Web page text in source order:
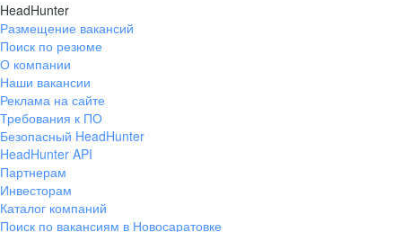
HeadHunter
Размещение вакансий
Поиск по резюме
О компании
Наши вакансии
Реклама на сайте
Требования к ПО
Безопасный HeadHunter
HeadHunter API
Партнерам
Инвесторам
Каталог компаний
Поиск по вакансиям в Новосаратовке